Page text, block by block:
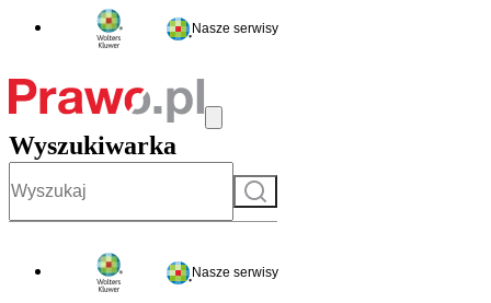
Nasze serwisy
Wyszukiwarka
Szukaj
Nasze serwisy